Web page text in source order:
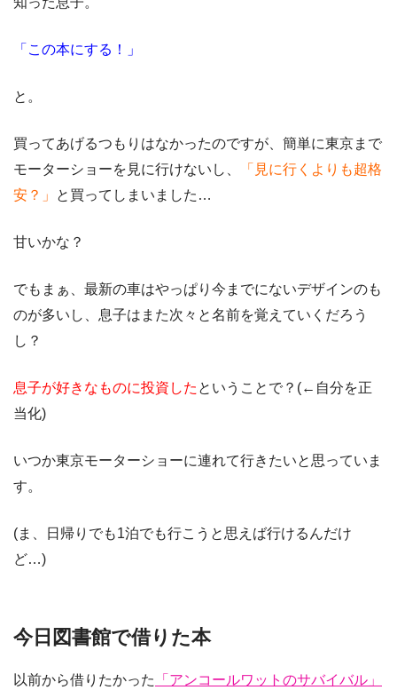
「この本にする！」
と。
買ってあげるつもりはなかったのですが、簡単に東京まで
モーターショーを見に行けないし、
「見に行くよりも超格
安？」
と買ってしまいました…
甘いかな？
でもまぁ、最新の車はやっぱり今までにないデザインのも
のが多いし、息子はまた次々と名前を覚えていくだろう
し？
息子が好きなものに投資した ということで？(←自分を正
当化)
いつか東京モーターショーに連れて行きたいと思っていま
す。
(ま、日帰りでも1泊でも行こうと思えば行けるんだけ
ど…)
今日図書館で借りた本
以前から借りたかった
「アンコールワットのサバイバル」